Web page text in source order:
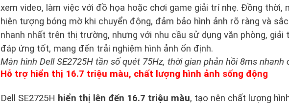
xem video, làm việc với đồ họa hoặc chơi game giải trí nhẹ. Đồng thời,
hiện tượng bóng mờ khi chuyển động, đảm bảo hình ảnh rõ ràng và
nhanh nhất trên thị trường, nhưng với nhu cầu sử dụng văn phòng, giải
đáp ứng tốt, mang đến trải nghiệm hình ảnh ổn định.
Màn hình Dell SE2725H tần số quét 75Hz, thời gian phản hồi 8ms nhanh
Hỗ trợ hiển thị 16.7 triệu màu, chất lượng hình ảnh sống động
Dell SE2725H hiển thị lên đến 16.7 triệu màu, tạo nên chất lượng